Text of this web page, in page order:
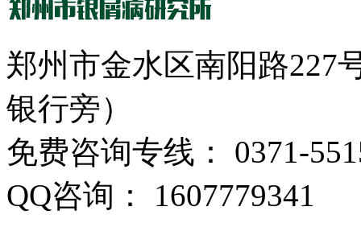
郑州市金水区南阳路227
银行旁）
免费咨询专线： 0371-
QQ咨询： 1607779341